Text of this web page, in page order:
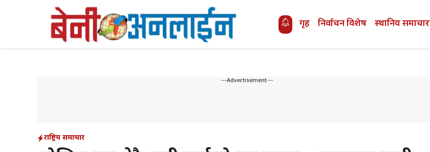
गृह निर्वाचन विशेष स्थानिय समाचार
---Advertisement---
राष्ट्रिय समाचार